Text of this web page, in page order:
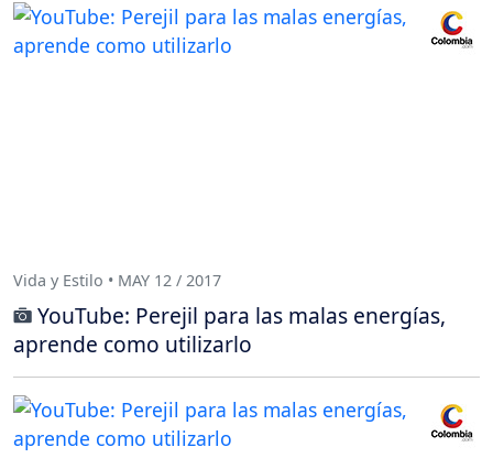
Vida y Estilo • MAY 12 / 2017
YouTube: Perejil para las malas energías,
aprende como utilizarlo